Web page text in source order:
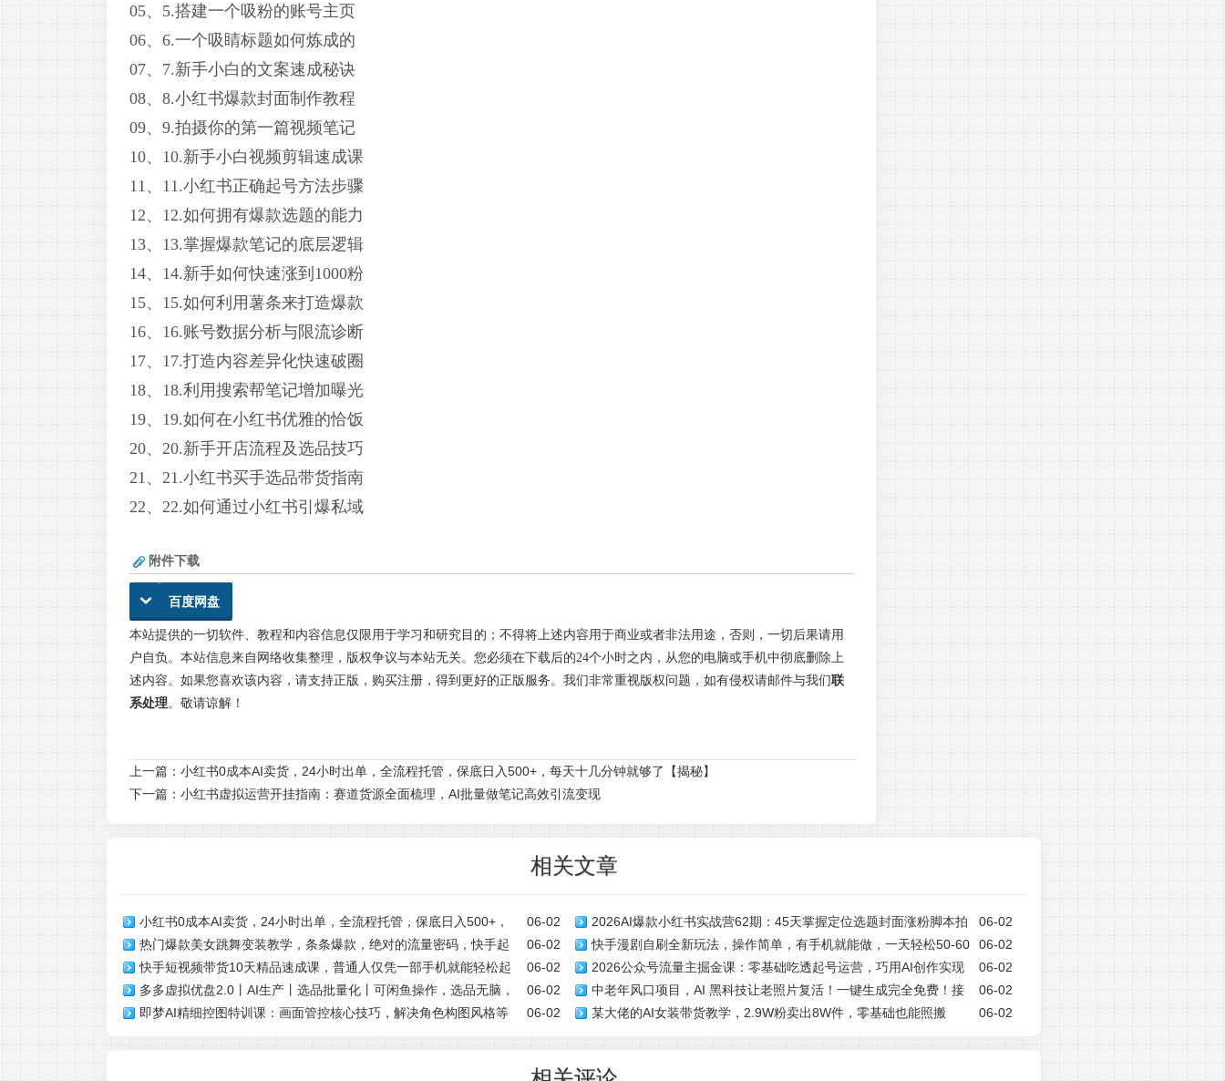
05、5.搭建一个吸粉的账号主页
06、6.一个吸睛标题如何炼成的
07、7.新手小白的文案速成秘诀
08、8.小红书爆款封面制作教程
09、9.拍摄你的第一篇视频笔记
10、10.新手小白视频剪辑速成课
11、11.小红书正确起号方法步骤
12、12.如何拥有爆款选题的能力
13、13.掌握爆款笔记的底层逻辑
14、14.新手如何快速涨到1000粉
15、15.如何利用薯条来打造爆款
16、16.账号数据分析与限流诊断
17、17.打造内容差异化快速破圈
18、18.利用搜索帮笔记增加曝光
19、19.如何在小红书优雅的恰饭
20、20.新手开店流程及选品技巧
21、21.小红书买手选品带货指南
22、22.如何通过小红书引爆私域
附件下载
百度网盘
本站提供的一切软件、教程和内容信息仅限用于学习和研究目的；不得将上述内容用于商业或者非法用途，否则，一切后果请用
户自负。本站信息来自网络收集整理，版权争议与本站无关。您必须在下载后的24个小时之内，从您的电脑或手机中彻底删除上
述内容。如果您喜欢该内容，请支持正版，购买注册，得到更好的正版服务。我们非常重视版权问题，如有侵权请邮件与我们联
系处理。敬请谅解！
上一篇： 小红书0成本AI卖货，24小时出单，全流程托管，保底日入500+，每天十几分钟就够了【揭秘】
下一篇： 小红书虚拟运营开挂指南：赛道货源全面梳理，AI批量做笔记高效引流变现
相关文章
06-02
小红书0成本AI卖货，24小时出单，全流程托管，保底日入500+，
每天十几分钟就够了【揭秘】
06-02
2026AI爆款小红书实战营62期：45天掌握定位选题封面涨粉脚本拍
摄剪辑开店带货全流程
06-02
热门爆款美女跳舞变装教学，条条爆款，绝对的流量密码，快手起
号涨粉
06-02
快手漫剧自刷全新玩法，操作简单，有手机就能做，一天轻松50-60
收益，碎片时间就能变现【揭秘】
06-02
快手短视频带货10天精品速成课，普通人仅凭一部手机就能轻松起
步入局，多元玩法撬动稳定带货收益
06-02
2026公众号流量主掘金课：零基础吃透起号运营，巧用AI创作实现
账号高产值变现
06-02
多多虚拟优盘2.0丨AI生产丨选品批量化丨可闲鱼操作，选品无脑，
懒人可做，出单概率更高
06-02
中老年风口项目，AI 黑科技让老照片复活！一键生成完全免费！接
单接到手抽筋，无脑变现
06-02
即梦AI精细控图特训课：画面管控核心技巧，解决角色构图风格等
全维度出图难题
06-02
某大佬的AI女装带货教学，2.9W粉卖出8W件，零基础也能照搬